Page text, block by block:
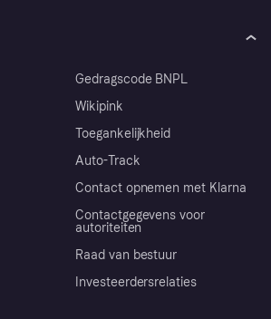
Gedragscode BNPL
Wikipink
Toegankelijkheid
Auto-Track
Contact opnemen met Klarna
Contactgegevens voor
autoriteiten
Raad van bestuur
Investeerdersrelaties